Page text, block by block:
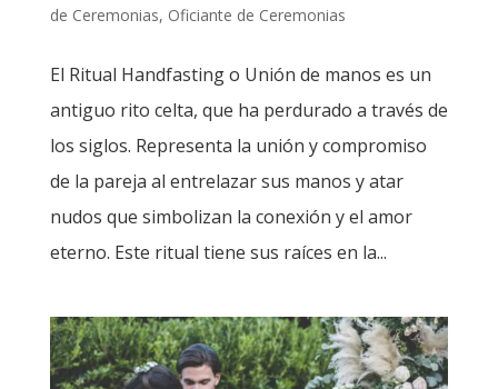
de Ceremonias, Oficiante de Ceremonias
El Ritual Handfasting o Unión de manos es un
antiguo rito celta, que ha perdurado a través de
los siglos. Representa la unión y compromiso
de la pareja al entrelazar sus manos y atar
nudos que simbolizan la conexión y el amor
eterno. Este ritual tiene sus raíces en la...